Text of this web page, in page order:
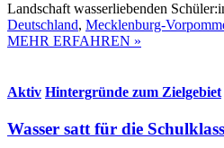
Landschaft wasserliebenden
Deutschland, Mecklenburg-
MEHR ERFAHREN »
Aktiv Hintergründe zum Zielgebiet
Wasser satt für die